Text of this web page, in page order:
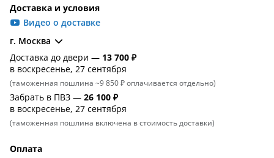
Доставка и условия
Видео о доставке
г. Москва
Доставка до двери — 13 700 ₽
в воскресенье, 27 сентября
(таможенная пошлина ~9 850 ₽ оплачивается отдельно)
Забрать в ПВЗ — 26 100 ₽
в воскресенье, 27 сентября
(таможенная пошлина включена в стоимость доставки)
Оплата